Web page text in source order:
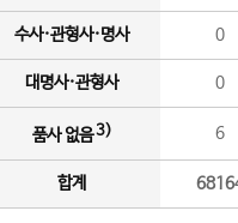
수사·관형사·명사 0
대명사·관형사 0
품사 없음3) 6
합계